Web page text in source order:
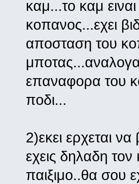
καμ...το καμ
κοπανος...εχει
αποσταση του
επαναφορα του
ποδι...
2)εκει ερχεται
εχεις δηλαδη
παιξιμο..θα σου